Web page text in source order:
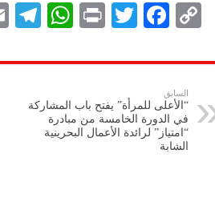
C
p
y
Li
n
F
eb
oo
k
T
tt
P
nt
W
at
A
p
السابق
“الأعلى للمرأة” يفتح باب المشاركة
في الدورة الخامسة من مبادرة
“امتياز” لرائدة الأعمال البحرينية
الشابة